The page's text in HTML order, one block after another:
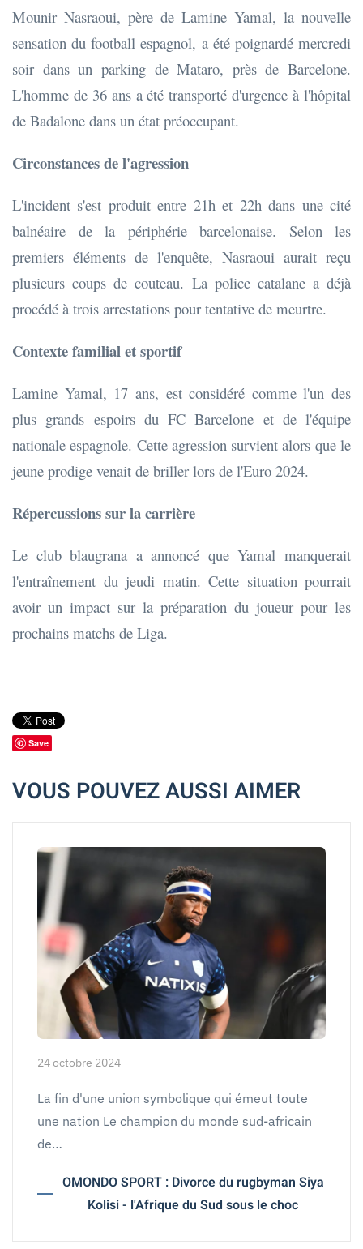
Mounir Nasraoui, père de Lamine Yamal, la nouvelle
sensation du football espagnol, a été poignardé mercredi
soir dans un parking de Mataro, près de Barcelone.
L'homme de 36 ans a été transporté d'urgence à l'hôpital
de Badalone dans un état préoccupant.
Circonstances de l'agression
L'incident s'est produit entre 21h et 22h dans une cité
balnéaire de la périphérie barcelonaise. Selon les
premiers éléments de l'enquête, Nasraoui aurait reçu
plusieurs coups de couteau. La police catalane a déjà
procédé à trois arrestations pour tentative de meurtre.
Contexte familial et sportif
Lamine Yamal, 17 ans, est considéré comme l'un des
plus grands espoirs du FC Barcelone et de l'équipe
nationale espagnole. Cette agression survient alors que le
jeune prodige venait de briller lors de l'Euro 2024.
Répercussions sur la carrière
Le club blaugrana a annoncé que Yamal manquerait
l'entraînement du jeudi matin. Cette situation pourrait
avoir un impact sur la préparation du joueur pour les
prochains matchs de Liga.
Save
VOUS POUVEZ AUSSI AIMER
24 octobre 2024
La fin d'une union symbolique qui émeut toute
une nation Le champion du monde sud-africain
de…
OMONDO SPORT : Divorce du rugbyman Siya
Kolisi - l'Afrique du Sud sous le choc